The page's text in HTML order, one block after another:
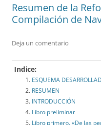
Resumen de la
Compilación de
Deja un comentario
Indice:
ESQUEMA
RESUMEN
INTRODUCCIÓN
Libro preliminar
Libro primero. «De las